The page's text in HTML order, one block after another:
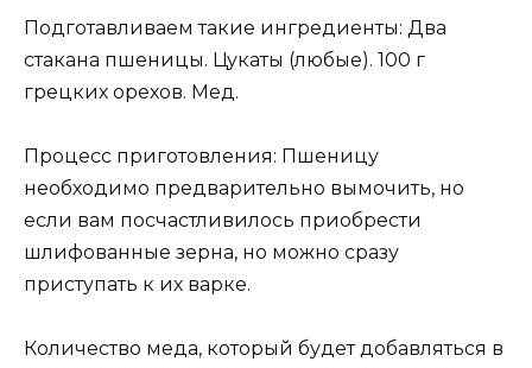
Подготавливаем такие ингредиенты: Два
стакана пшеницы. Цукаты (любые). 100 г
грецких орехов. Мед.
Процесс приготовления: Пшеницу
необходимо предварительно вымочить, но
если вам посчастливилось приобрести
шлифованные зерна, но можно сразу
приступать к их варке.
Количество меда, который будет добавляться в